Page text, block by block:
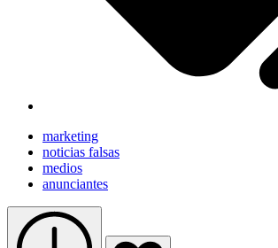
marketing
noticias falsas
medios
anunciantes